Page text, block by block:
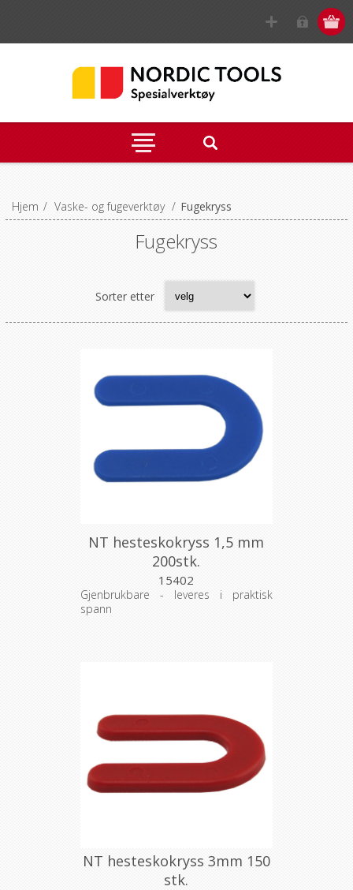
Hjem / Vaske- og fugeverktøy / Fugekryss
Fugekryss
Sorter etter
NT hesteskokryss 1,5 mm
200stk.
15402
Gjenbrukbare - leveres i praktisk
spann
NT hesteskokryss 3mm 150
stk.